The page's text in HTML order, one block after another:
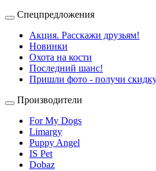
Спецпредложения
Акция. Расскажи друзьям!
Новинки
Охота на кости
Последний шанс!
Пришли фото - получи
Производители
For My Dogs
Limargy
Puppy Angel
IS Pet
Dobaz